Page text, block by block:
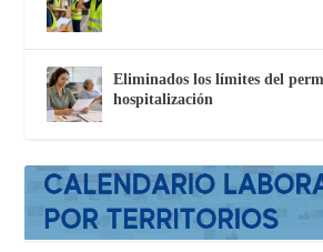
Eliminados los límites del
hospitalización